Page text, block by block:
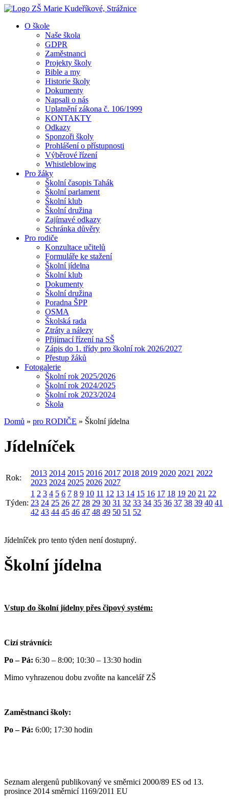
O škole
Naše škola
GDPR
Zaměstnanci
Projekty školy
Bible a my
Historie školy
Dokumenty
Napsali o nás
Uplatnění zákona č. 106/1999
KONTAKTY
Odkazy
Sponzoři školy
Prohlášení o přístupnosti
Výběrové řízení
Whistleblowing
Pro žáky
Školní časopis Tahák
Školní parlament
Školní klub
Školní družina
Zajímavé odkazy
Schránka důvěry
Pro rodiče
Konzultace učitelů
Formuláře ke stažení
Školní jídelna
Školní klub
Dokumenty
Školní družina
Poradna ŠPP
OSMA
Školská rada
Ztráty a nálezy
Přijímací řízení na SŠ
Zápis do 1. třídy pro školní rok 2026/2027
Přestup žáků
Fotogalerie
Školní rok 2025/2026
Školní rok 2024/2025
Školní rok 2023/2024
Škola
Domů » pro RODIČE » Školní jídelna
Jídelníček
Rok:
2013 2014 2015 2016 2017 2018 2019 2020 2021 2022
2023 2024 2025 2026 2027
Týden:
1 2 3 4 5 6 7 8 9 10 11 12 13 14 15 16 17 18 19 20 21 22
23 24 25 26 27 28 29 30 31 32 33 34 35 36 37 38 39 40 41
42 43 44 45 46 47 48 49 50 51 52
Jídelníček pro tento týden není dostupný.
Školní jídelna
Vstup do školní jídelny přes čipový systém:
Cizí strávníci:
Po – Pá: 6:30 – 8:00; 10:30 – 13:30 hodin
Mimo vyhrazenou dobu zvoňte na kancelář ZŠ
Zaměstnanci školy:
Po – Pá: 6:00; 17:30 hodin
Seznam alergenů publikovaný ve směrnici 2000/89 ES od 13.
prosince 2014 směrnicí 1169/2011 EU